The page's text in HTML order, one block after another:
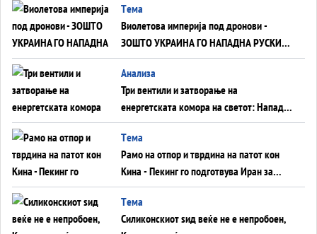
Tема
Виолетова империја под дронови -
ЗОШТО УКРАИНА ГО НАПАДНА РУСКИОТ
WILDBERRIES
Aнализа
Три вентили и затворање на
енергетската комора на светот: Нападот
во Суец најавува глобален енергетски
инфаркт?
Tема
Рамо на отпор и тврдина на патот кон
Кина - Пекинг го подготвува Иран за
американска копнена инвазија
Tема
Силиконскиот ѕид веќе не е непробоен,